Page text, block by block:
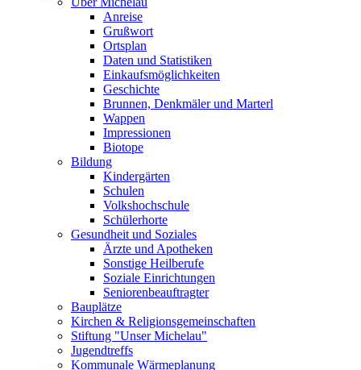
Anreise
Grußwort
Ortsplan
Daten und Statistiken
Einkaufsmöglichkeiten
Geschichte
Brunnen, Denkmäler und Marterl
Wappen
Impressionen
Biotope
Bildung
Kindergärten
Schulen
Volkshochschule
Schülerhorte
Gesundheit und Soziales
Ärzte und Apotheken
Sonstige Heilberufe
Soziale Einrichtungen
Seniorenbeauftragter
Bauplätze
Kirchen & Religionsgemeinschaften
Stiftung "Unser Michelau"
Jugendtreffs
Kommunale Wärmeplanung